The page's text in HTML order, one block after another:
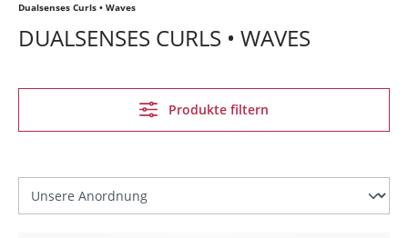
Dualsenses Curls • Waves
DUALSENSES CURLS • WAVES
Produkte filtern